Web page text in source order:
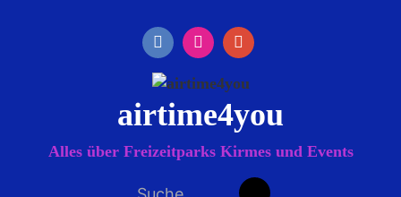
airtime4you
Alles über Freizeitparks Kirmes und Events
Suche